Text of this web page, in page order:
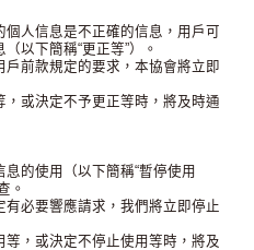
人信息是不正確的信息，用戶可
以下簡稱“更正等”）。
前款規定的要求，本協會將立即
或決定不予更正等時，將及時通
的使用（以下簡稱“暫停使用
。
必要響應請求，我們將立即停止
，或決定不停止使用等時，將及